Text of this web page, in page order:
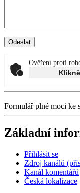
Ověření proti
Formulář plné moci ke
Základní
Přihlásit se
Zdroj kanálů
Kanál komentářů
Česká lokalizace